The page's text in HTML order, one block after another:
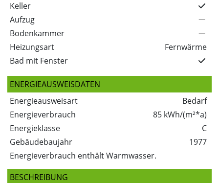
Keller
Aufzug
Bodenkammer
Heizungsart
Fernwärme
Bad mit Fenster
ENERGIEAUSWEISDATEN
Energieausweisart
Bedarf
Energieverbrauch
85 kWh/(m²*a)
Energieklasse
C
Gebäudebaujahr
1977
Energieverbrauch enthält Warmwasser.
BESCHREIBUNG